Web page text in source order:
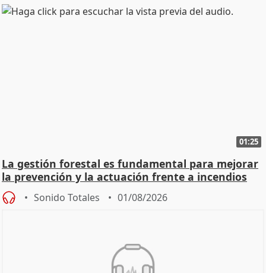
01:25
La gestión forestal es fundamental para mejorar
la prevención y la actuación frente a incendios
Sonido Totales 01/08/2026